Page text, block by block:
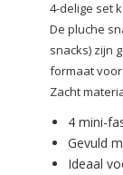
4-delige set
De pluche
snacks) zijn
formaat
Zacht
4 mini-
Gevuld
Ideaal